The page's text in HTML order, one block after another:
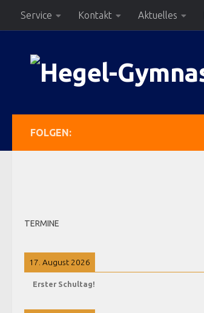
Zum Inhalt springen
Service Kontakt Aktuelles
FOLGEN:
TERMINE
17. August 2026
Erster Schultag!